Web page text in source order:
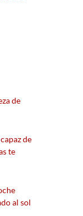
de
de
te
al sol